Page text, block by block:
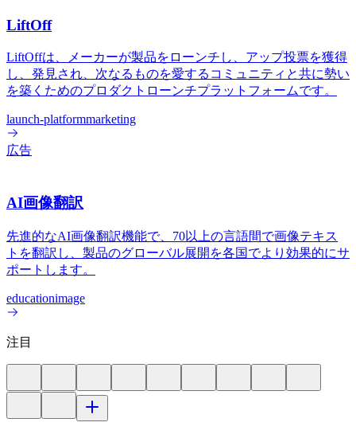
LiftOff
LiftOffは、メーカーが製品をローンチし、アップ投票を獲得
し、発見され、次なるものを愛するコミュニティと共に勢い
を築くためのプロダクトローンチプラットフォームです。
launch-platformmarketing
広告
AI画像翻訳
先進的なAI画像翻訳機能で、70以上の言語間で画像テキス
トを翻訳し、製品のグローバル展開を各国でより効果的にサ
ポートします。
educationimage
注目